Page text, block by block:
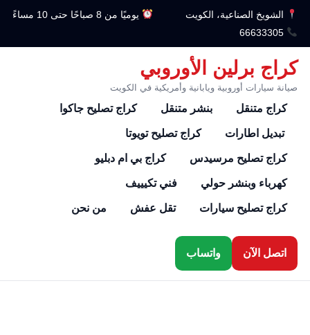
الشويخ الصناعية، الكويت
يوميًا من 8 صباحًا حتى 10 مساءً
66633305
كراج برلين الأوروبي
صيانة سيارات أوروبية ويابانية وأمريكية في الكويت
كراج متنقل بنشر متنقل كراج تصليح جاكوا
تبديل اطارات كراج تصليح تويوتا
كراج تصليح مرسيدس كراج بي ام دبليو
كهرباء وبنشر حولي فني تكيييف
كراج تصليح سيارات تقل عفش من نحن
اتصل الآن واتساب